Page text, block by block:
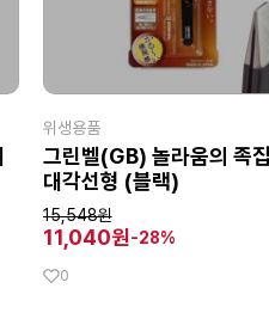
위생용품
그린벨(GB) 놀라움의 족
대각선형 (블랙)
15,548원
11,040원-28%
0